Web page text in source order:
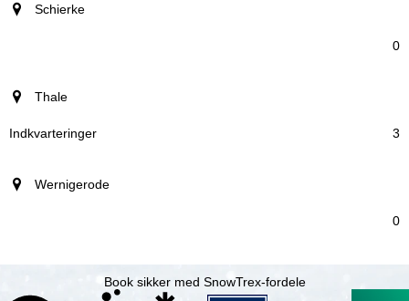
Schierke
0
Thale
3
Wernigerode
0
Book sikker med SnowTrex-fordele